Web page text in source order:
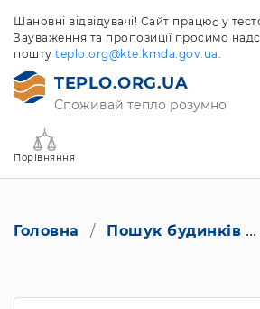
Шановні відвідувачі! Сайт працює у
Зауваження та пропозиції просимо
пошту teplo.org@kte.kmda.gov.ua.
TEPLO.ORG.UA
Споживай тепло розумно
Порівняння
Головна Пошук будинків